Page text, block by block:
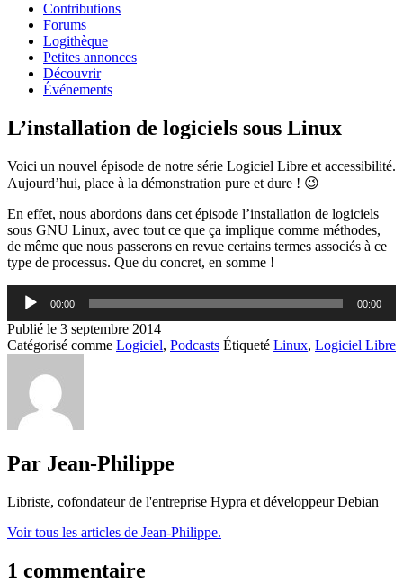
Contributions
Forums
Logithèque
Petites annonces
Découvrir
Événements
L’installation de logiciels sous Linux
Voici un nouvel épisode de notre série Logiciel Libre et accessibilité.
Aujourd’hui, place à la démonstration pure et dure ! 😉
En effet, nous abordons dans cet épisode l’installation de logiciels
sous GNU Linux, avec tout ce que ça implique comme méthodes,
de même que nous passerons en revue certains termes associés à ce
type de processus. Que du concret, en somme !
Lecteur
audio
00:00 00:00
Publié le 3 septembre 2014
Catégorisé comme Logiciel, Podcasts Étiqueté Linux, Logiciel Libre
Par Jean-Philippe
Libriste, cofondateur de l'entreprise Hypra et développeur Debian
Voir tous les articles de Jean-Philippe.
1 commentaire